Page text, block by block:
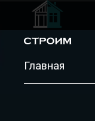
Главная